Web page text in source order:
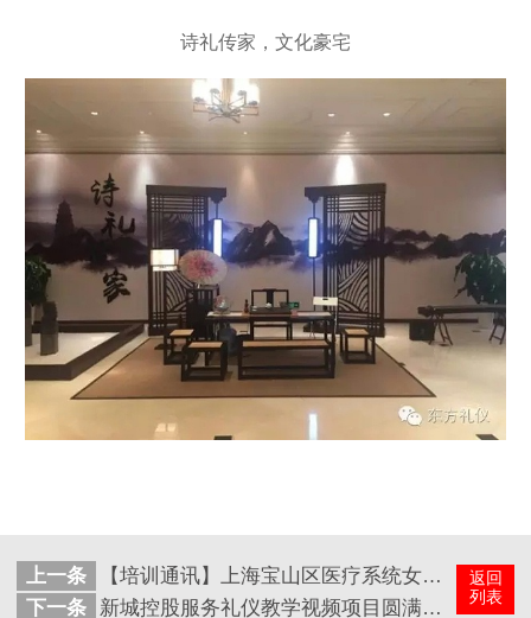
诗礼传家，文化豪宅
返回
列表
上一条
【培训通讯】上海宝山区医疗系统女性高知礼仪培训课程圆满结束
下一条
新城控股服务礼仪教学视频项目圆满结束